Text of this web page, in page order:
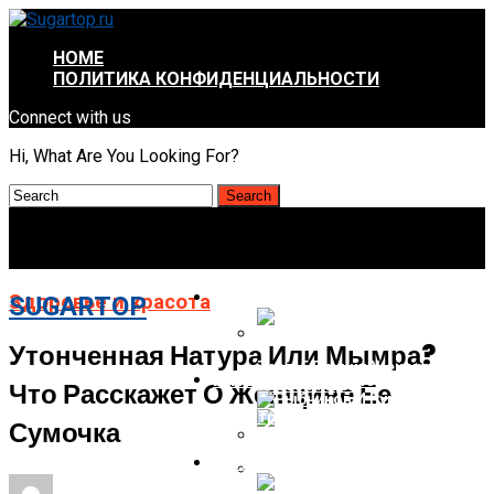
HOME
ПОЛИТИКА КОНФИДЕНЦИАЛЬНОСТИ
Connect with us
Hi, What Are You Looking For?
SUGARTOP
Тест: 5 Причин Женской
Похудения
ОТНОШЕНИЯ И ПСИХОЛОГИЯ
Здоровье и красота
Утонченная Натура Или Мымра?
Что Расскажет О Женщине Ее
Сумочка